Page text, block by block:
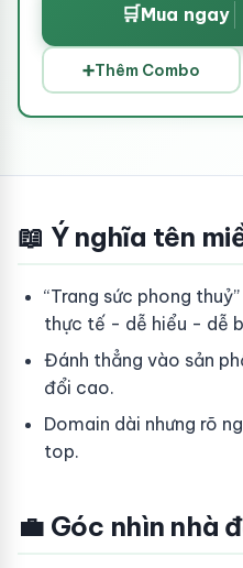
🛒Mua ngay
➕Thêm Combo
📖 Ý nghĩa tên
“Trang sức phong
thực tế - dễ hiểu - dễ
Đánh thẳng vào sản
đổi cao.
Domain dài nhưng rõ
top.
💼 Góc nhìn nhà